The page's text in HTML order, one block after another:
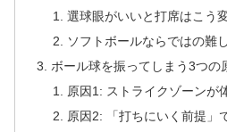
選球眼がいいと打席はこう
ソフトボールならではの難
ボール球を振ってしまう3つの
原因1: ストライクゾーンが
原因2: 「打ちにいく前提」